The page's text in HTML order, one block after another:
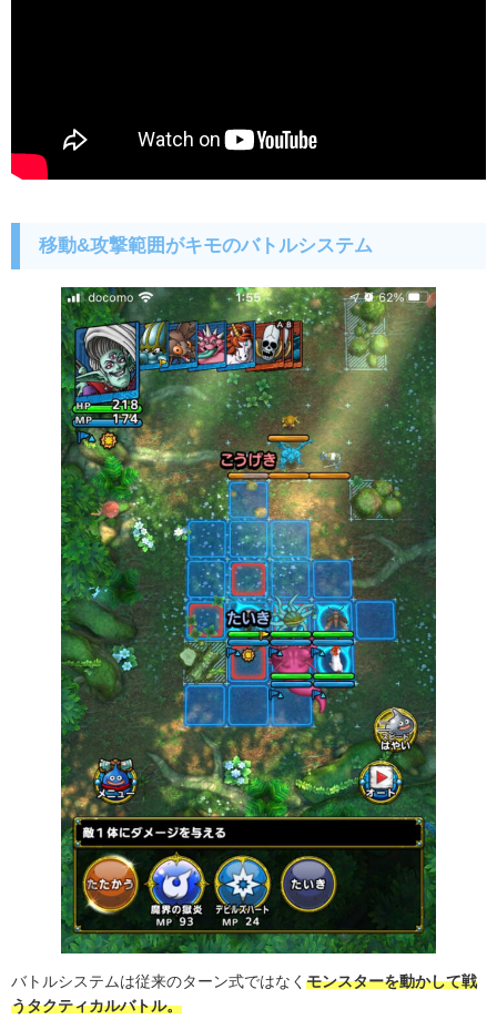
移動&攻撃範囲がキモのバトルシステム
バトルシステムは従来のターン式ではなく モンスターを動かして戦
うタクティカルバトル。